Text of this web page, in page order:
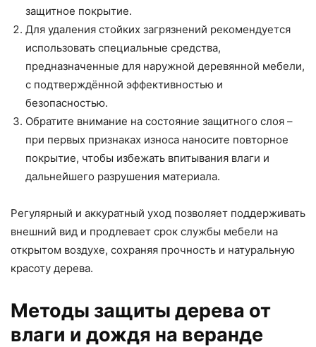
защитное покрытие.
Для удаления стойких загрязнений рекомендуется
использовать специальные средства,
предназначенные для наружной деревянной мебели,
с подтверждённой эффективностью и
безопасностью.
Обратите внимание на состояние защитного слоя –
при первых признаках износа наносите повторное
покрытие, чтобы избежать впитывания влаги и
дальнейшего разрушения материала.
Регулярный и аккуратный уход позволяет поддерживать
внешний вид и продлевает срок службы мебели на
открытом воздухе, сохраняя прочность и натуральную
красоту дерева.
Методы защиты дерева от
влаги и дождя на веранде